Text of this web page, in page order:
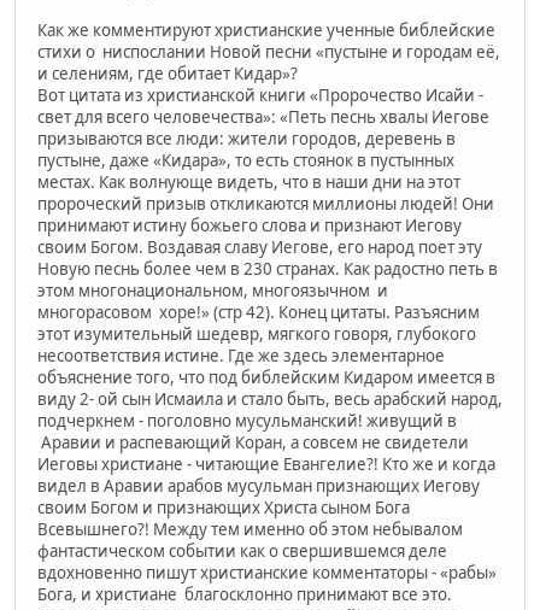
Как же комментируют христианские ученные библейские
стихи о ниспослании Новой песни «пустыне и городам её,
и селениям, где обитает Кидар»?
Вот цитата из христианской книги «Пророчество Исайи -
свет для всего человечества»: «Петь песнь хвалы Иегове
призываются все люди: жители городов, деревень в
пустыне, даже «Кидара», то есть стоянок в пустынных
местах. Как волнующе видеть, что в наши дни на этот
пророческий призыв откликаются миллионы людей! Они
принимают истину божьего слова и признают Иегову
своим Богом. Воздавая славу Иегове, его народ поет эту
Новую песнь более чем в 230 странах. Как радостно петь в
этом многонациональном, многоязычном и
многорасовом хоре!» (стр 42). Конец цитаты. Разъясним
этот изумительный шедевр, мягкого говоря, глубокого
несоответствия истине. Где же здесь элементарное
объяснение того, что под библейским Кидаром имеется в
виду 2- ой сын Исмаила и стало быть, весь арабский народ,
подчеркнем - поголовно мусульманский! живущий в
Аравии и распевающий Коран, а совсем не свидетели
Иеговы христиане - читающие Евангелие?! Кто же и когда
видел в Аравии арабов мусульман признающих Иегову
своим Богом и признающих Христа сыном Бога
Всевышнего?! Между тем именно об этом небывалом
фантастическом событии как о свершившемся деле
вдохновенно пишут христианские комментаторы - «рабы»
Бога, и христиане благосклонно принимают все это.